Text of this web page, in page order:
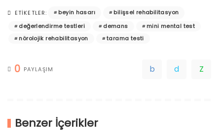
ETIKETLER: beyin hasarı
bilişsel rehabilitasyon
değerlendirme testleri
demans
mini mental test
nörolojik rehabilitasyon
tarama testi
0 PAYLAŞIM
Benzer İçerikler